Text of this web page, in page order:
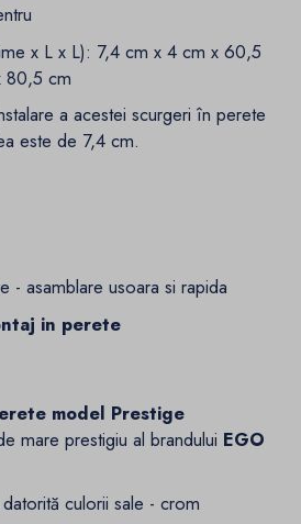
x L x L): 7,4 cm x 4 cm x 60,5
80,5 cm
a acestei scurgeri în perete
este de 7,4 cm.
- asamblare usoara si rapida
in perete
model Prestige
mare prestigiu al brandului EGO
culorii sale - crom